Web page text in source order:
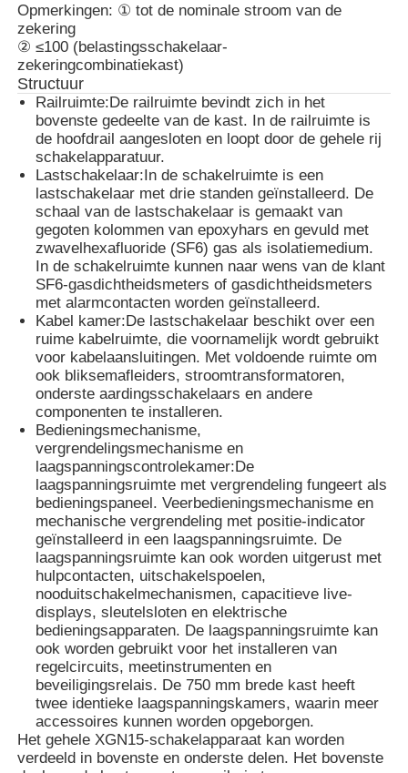
Opmerkingen: ① tot de nominale stroom van de
zekering
② ≤100 (belastingsschakelaar-
zekeringcombinatiekast)
Structuur
Railruimte:De railruimte bevindt zich in het
bovenste gedeelte van de kast. In de railruimte is
de hoofdrail aangesloten en loopt door de gehele rij
schakelapparatuur.
Lastschakelaar:In de schakelruimte is een
lastschakelaar met drie standen geïnstalleerd. De
schaal van de lastschakelaar is gemaakt van
gegoten kolommen van epoxyhars en gevuld met
zwavelhexafluoride (SF6) gas als isolatiemedium.
In de schakelruimte kunnen naar wens van de klant
SF6-gasdichtheidsmeters of gasdichtheidsmeters
met alarmcontacten worden geïnstalleerd.
Kabel kamer:De lastschakelaar beschikt over een
ruime kabelruimte, die voornamelijk wordt gebruikt
voor kabelaansluitingen. Met voldoende ruimte om
ook bliksemafleiders, stroomtransformatoren,
onderste aardingsschakelaars en andere
componenten te installeren.
Bedieningsmechanisme,
vergrendelingsmechanisme en
laagspanningscontrolekamer:De
laagspanningsruimte met vergrendeling fungeert als
bedieningspaneel. Veerbedieningsmechanisme en
mechanische vergrendeling met positie-indicator
geïnstalleerd in een laagspanningsruimte. De
laagspanningsruimte kan ook worden uitgerust met
hulpcontacten, uitschakelspoelen,
nooduitschakelmechanismen, capacitieve live-
displays, sleutelsloten en elektrische
bedieningsapparaten. De laagspanningsruimte kan
ook worden gebruikt voor het installeren van
regelcircuits, meetinstrumenten en
beveiligingsrelais. De 750 mm brede kast heeft
twee identieke laagspanningskamers, waarin meer
accessoires kunnen worden opgeborgen.
Het gehele XGN15-schakelapparaat kan worden
verdeeld in bovenste en onderste delen. Het bovenste